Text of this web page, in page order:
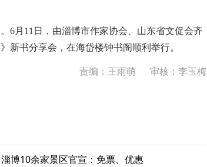
月11日，由淄博市作家协会、山东省文促会齐
新书分享会，在海岱楼钟书阁顺利举行。
责编：王雨萌 审核：李玉梅
淄博10余家景区官宣：免票、优惠